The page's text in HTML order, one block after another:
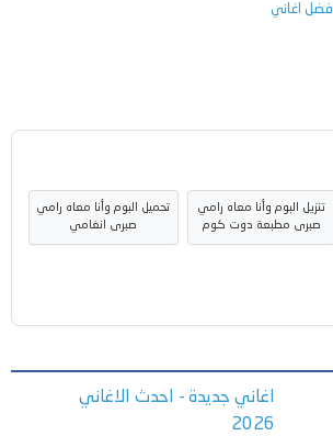
افضل اغاني
تنزيل البوم وأنا معاه رامي
صبرى مطبعة دوت كوم
تحميل البوم وأنا معاه رامي
صبرى انغامي
اغاني جديدة - احدث الاغاني
2026